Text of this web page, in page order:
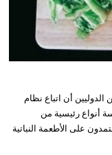
أن اتباع نظام
أنواع رئيسية من
على الأطعمة النباتية